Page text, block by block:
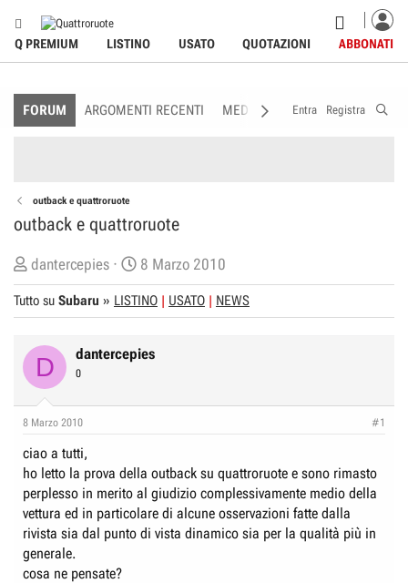
Q PREMIUM LISTINO USATO QUOTAZIONI ABBONATI
FORUM ARGOMENTI RECENTI MEDIA MEMBRI
Entra Registra
outback e quattroruote
outback e quattroruote
C
r
e
t
e
i
s
c
u
s
s
dantercepies
D
a
t
d
i
o
8 Marzo 2010
Tutto su Subaru » LISTINO USATO NEWS
D dantercepies
0
8 Marzo 2010 #1
ciao a tutti,
ho letto la prova della outback su quattroruote e sono rimasto
perplesso in merito al giudizio complessivamente medio della
vettura ed in particolare di alcune osservazioni fatte dalla
rivista sia dal punto di vista dinamico sia per la qualità più in
generale.
cosa ne pensate?